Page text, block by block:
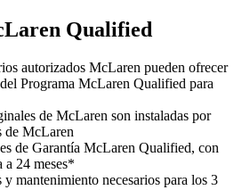
Laren Qualified
autorizados McLaren pueden ofrecer
Programa McLaren Qualified para
de McLaren son instaladas por
de McLaren
de Garantía McLaren Qualified, con
a 24 meses*
y mantenimiento necesarios para los 3